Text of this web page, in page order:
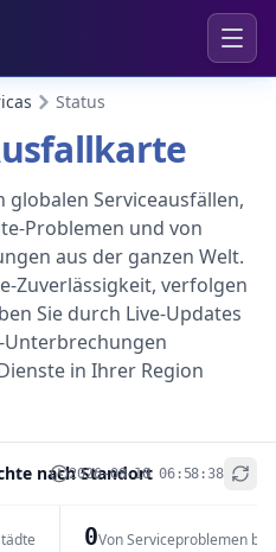
Status
globalen Serviceausfällen,
Problemen und von
aus der ganzen Welt.
Zuverlässigkeit, verfolgen
Sie durch Live-Updates
Unterbrechungen
in Ihrer Region
nach Standort
2026-08-10 06:58:38
0Von Serviceproblemen
+